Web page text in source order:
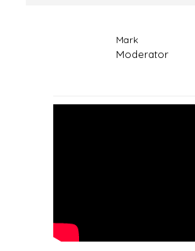
Mark
Moderator